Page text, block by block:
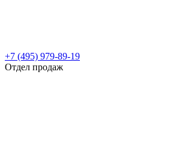
+7 (495) 979-89-19
Отдел продаж